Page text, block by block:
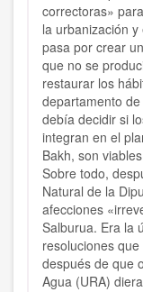
correctoras»
la urbanización
pasa por crear
que no se
restaurar los
departamento
debía decidir si
integran en el
Bakh, son
Sobre todo,
Natural de la
afecciones
Salburua. Era la
resoluciones
después de que
Agua (URA)